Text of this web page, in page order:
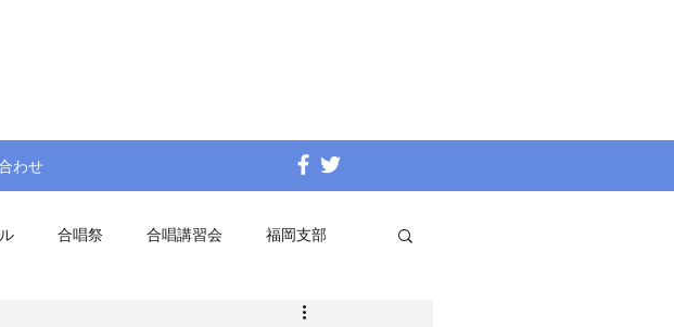
わせ
合唱祭 合唱講習会 福岡支部